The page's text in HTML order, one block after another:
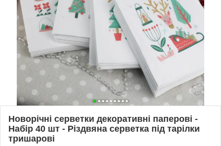
Новорічні серветки декоративні паперові -
Набір 40 шт - Різдвяна серветка під тарілки
тришарові